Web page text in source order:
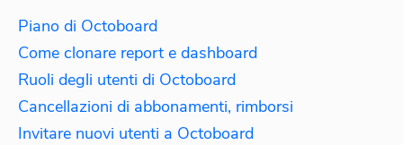
Piano di Octoboard
Come clonare report e dashboard
Ruoli degli utenti di Octoboard
Cancellazioni di abbonamenti, rimborsi
Invitare nuovi utenti a Octoboard